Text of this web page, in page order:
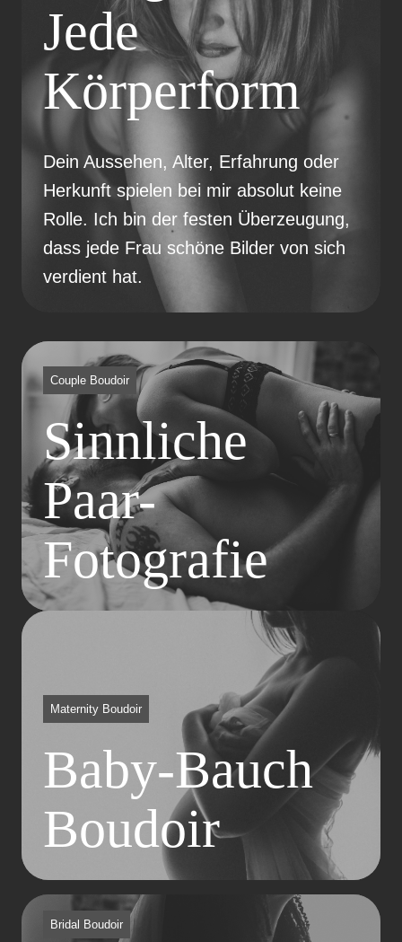
Jede
Körperform
Dein Aussehen, Alter, Erfahrung oder
Herkunft spielen bei mir absolut keine
Rolle. Ich bin der festen Überzeugung,
dass jede Frau schöne Bilder von sich
verdient hat.
Couple Boudoir
Sinnliche
Paar-
Fotografie
Maternity Boudoir
Baby-Bauch
Boudoir
Bridal Boudoir